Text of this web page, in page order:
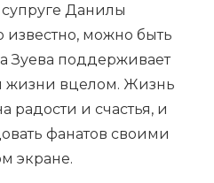
супруге Данилы
известно, можно быть
Зуева поддерживает
жизни вцелом. Жизнь
радости и счастья, и
фанатов своими
экране.